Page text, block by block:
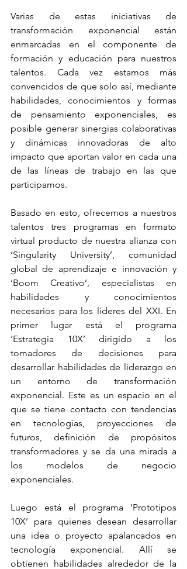
Varias de estas iniciativas de
transformación exponencial están
enmarcadas en el componente de
formación y educación para nuestros
talentos. Cada vez estamos más
convencidos de que solo así, mediante
habilidades, conocimientos y formas
de pensamiento exponenciales, es
posible generar sinergias colaborativas
y dinámicas innovadoras de alto
impacto que aportan valor en cada una
de las líneas de trabajo en las que
participamos.
Basado en esto, ofrecemos a nuestros
talentos tres programas en formato
virtual producto de nuestra alianza con
‘Singularity University’, comunidad
global de aprendizaje e innovación y
‘Boom Creativo’, especialistas en
habilidades y conocimientos
necesarios para los líderes del XXI. En
primer lugar está el programa
‘Estrategia 10X’
dirigido a los
tomadores de decisiones para
desarrollar habilidades de liderazgo en
un entorno de transformación
exponencial. Este es un espacio en el
que se tiene contacto con tendencias
en tecnologías, proyecciones de
futuros, definición de propósitos
transformadores y se da una mirada a
los modelos de negocio
exponenciales.
Luego está el programa ‘Prototipos
10X’ para quienes desean desarrollar
una idea o proyecto apalancados en
tecnología exponencial. Allí se
obtienen habilidades alrededor de la